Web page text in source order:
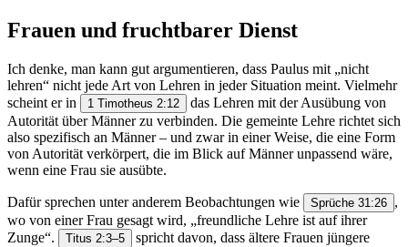
Frauen und fruchtbarer Dienst
Ich denke, man kann gut argumentieren, dass Paulus mit „nicht
lehren“ nicht jede Art von Lehren in jeder Situation meint. Vielmehr
scheint er in
1 Timotheus 2:12
das Lehren mit der Ausübung von
Autorität über Männer zu verbinden. Die gemeinte Lehre richtet sich
also spezifisch an Männer – und zwar in einer Weise, die eine Form
von Autorität verkörpert, die im Blick auf Männer unpassend wäre,
wenn eine Frau sie ausübte.
Dafür sprechen unter anderem Beobachtungen wie Sprüche 31:26 ,
wo von einer Frau gesagt wird, „freundliche Lehre ist auf ihrer
Zunge“.
Titus 2:3–5
spricht davon, dass ältere Frauen jüngere